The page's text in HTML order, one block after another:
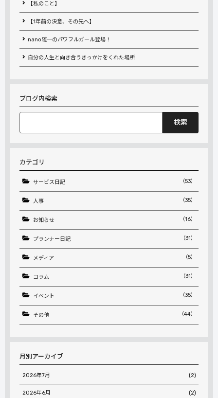
【私のこと】
【1年前の決意、その先へ】
nano随一のパワフルガール登場！
自分の人生と向き合うきっかけをくれた場所
ブログ内検索
索:
カテゴリ
サービス日記 （53）
人事 （35）
お知らせ （16）
プランナー日記 （31）
メディア （5）
コラム （31）
イベント （35）
その他 （44）
月別アーカイブ
2026年7月 (2)
2026年6月 (2)